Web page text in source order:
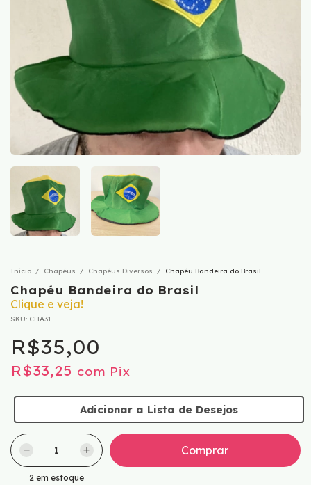
Início / Chapéus / Chapéus Diversos / Chapéu Bandeira do Brasil
Chapéu Bandeira do Brasil
Clique e veja!
SKU: CHA31
R$35,00
R$33,25 com Pix
Adicionar a Lista de Desejos
2em estoque